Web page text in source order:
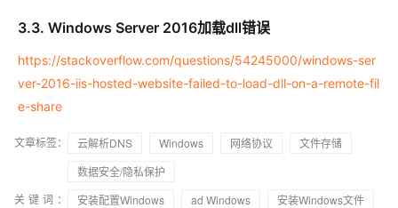
3.3. Windows Server 2016加载dll错误
https://stackoverflow.com/questions/54245000/windows-ser
ver-2016-iis-hosted-website-failed-to-load-dll-on-a-remote-fil
e-share
文章标签： 云解析DNS Windows 网络协议
文件存储
数据安全/隐私保护
关键词：
安装配置Windows ad Windows
安装Windows文件